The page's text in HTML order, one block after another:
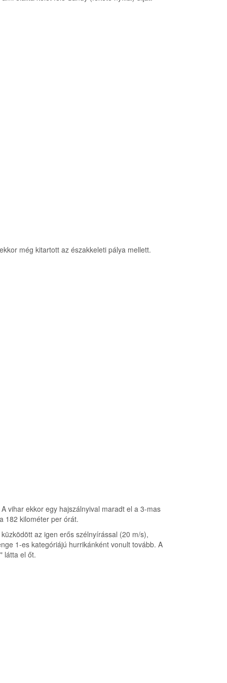
még kitartott az északkeleti pálya mellett.
vihar ekkor egy hajszálnyival maradt el a 3-mas
182 kilométer per órát.
az igen erős szélnyírással (20 m/s),
1-es kategóriájú hurrikánként vonult tovább. A
" látta el őt.